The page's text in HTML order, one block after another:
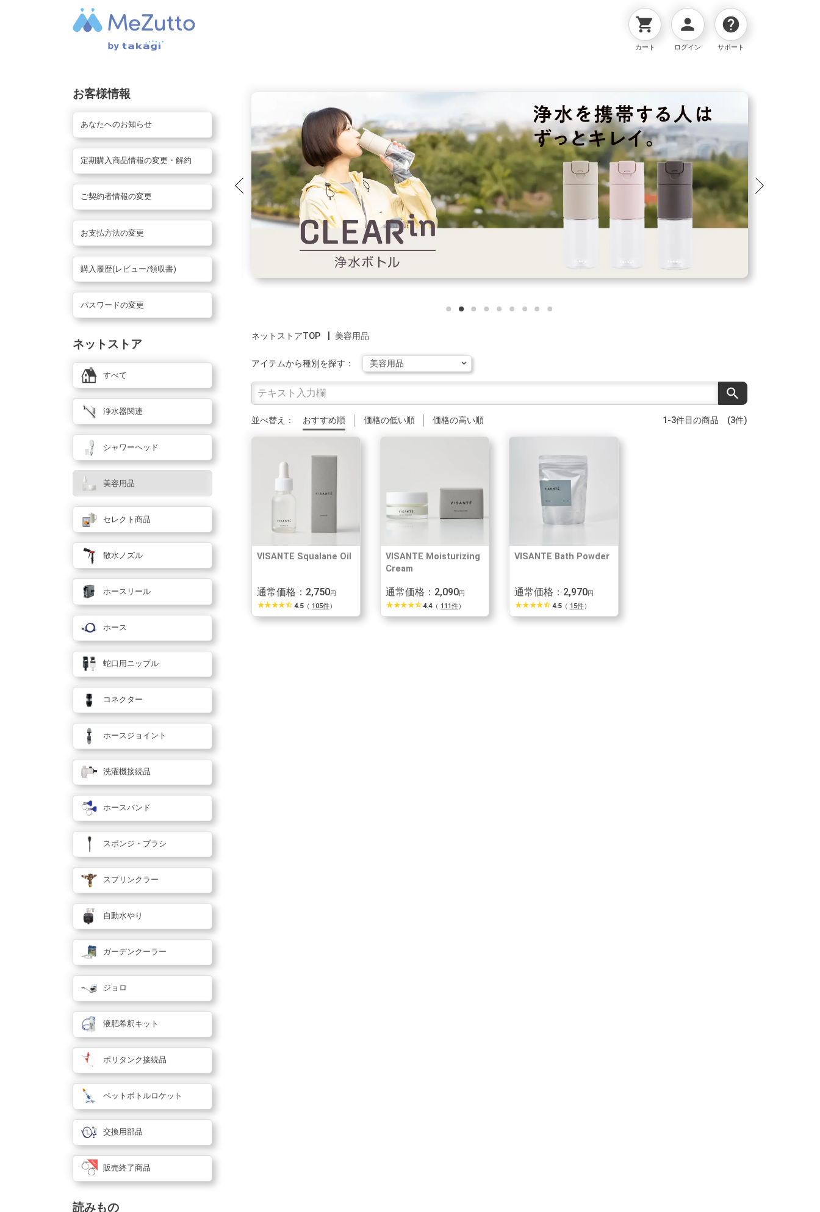
shopping_cart
カート
person
ログイン
help
サポート
ネットストアTOP 美容用品
アイテムから種別を探す：
search
並べ替え： おすすめ順 価格の低い順 価格の高い順 1-3件目の商品 (3件)
VISANTE Squalane Oil
通常価格：2,750円
star_ratestar_ratestar_ratestar_ratestar_half 4.5（ 105件）
VISANTE Moisturizing
Cream
通常価格：2,090円
star_ratestar_ratestar_ratestar_ratestar_half 4.4（111件）
VISANTE Bath Powder
通常価格：2,970円
star_ratestar_ratestar_ratestar_ratestar_half 4.5（ 15件）
お客様情報
あなたへのお知らせ
定期購入商品情報の変更・解約
ご契約者情報の変更
お支払方法の変更
購入履歴(レビュー/領収書)
パスワードの変更
ネットストア
すべて
浄水器関連
シャワーヘッド
美容用品
セレクト商品
散水ノズル
ホースリール
ホース
蛇口用ニップル
コネクター
ホースジョイント
洗濯機接続品
ホースバンド
スポンジ・ブラシ
スプリンクラー
自動水やり
ガーデンクーラー
ジョロ
液肥希釈キット
ポリタンク接続品
ペットボトルロケット
交換用部品
販売終了商品
読みもの